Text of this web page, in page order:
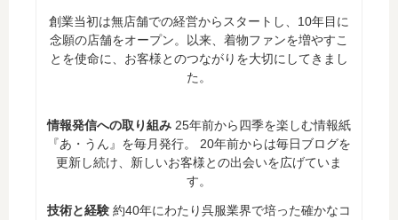
創業当初は無店舗での経営からスタートし、10年目に
念願の店舗をオープン。以来、着物ファンを増やすこ
とを使命に、お客様とのつながりを大切にしてきまし
た。
情報発信への取り組み 25年前から四季を楽しむ情報紙
『あ・うん』を毎月発行。 20年前からは毎日ブログを
更新し続け、新しいお客様との出会いを広げていま
す。
技術と経験 約40年にわたり呉服業界で培った確かなコ